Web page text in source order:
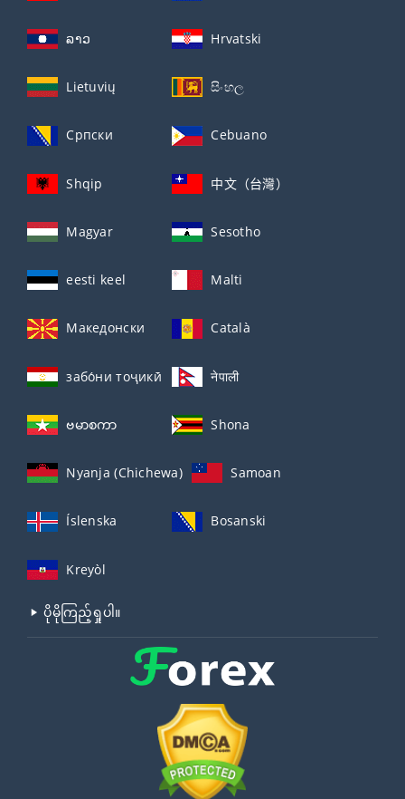
ລາວ Hrvatski
Lietuvių සිංහල
Српски Cebuano
Shqip 中文（台灣）
Magyar Sesotho
eesti keel Malti
Македонски Català
забо́ни тоҷикӣ́ नेपाली
ဗမာစကာ Shona
Nyanja (Chichewa) Samoan
Íslenska Bosanski
Kreyòl
ပိုမိုကြည့်ရှုပါ။